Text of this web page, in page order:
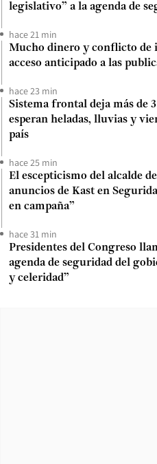
legislativo” a la agenda de
hace 21 min
Mucho dinero y conflicto de
acceso anticipado a las
hace 23 min
Sistema frontal deja más de
esperan heladas, lluvias y
país
hace 25 min
El escepticismo del alcalde
anuncios de Kast en
en campaña”
hace 31 min
Presidentes del Congreso
agenda de seguridad del
y celeridad”